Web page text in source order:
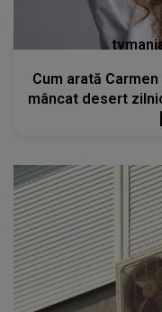
Cum arată
mâncat desert